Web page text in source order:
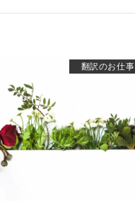
翻訳のお仕事